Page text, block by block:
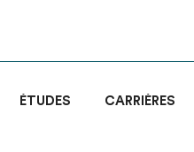
ÉTUDES CARRIÈRES